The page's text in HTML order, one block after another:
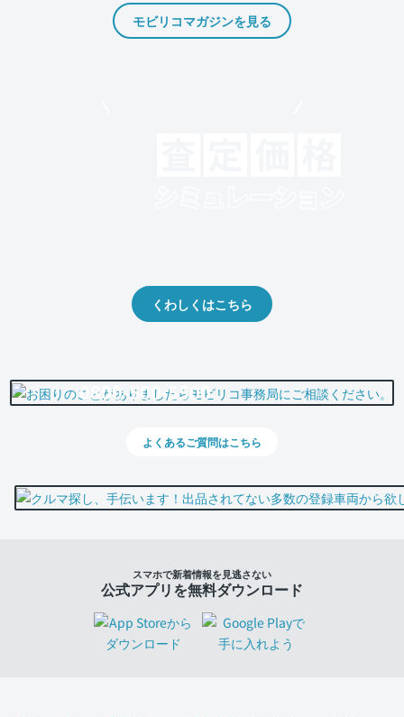
モビリコマガジンを見る
くわしくはこちら
0800-500-5500
よくあるご質問はこちら
スマホで新着情報を見逃さない
公式アプリを無料ダウンロード